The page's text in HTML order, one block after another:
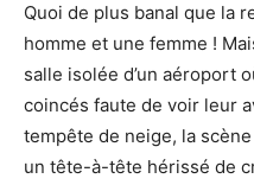
Quoi de plus banal que la
homme et une femme !
salle isolée d’un aéroport
coincés faute de voir leur
tempête de neige, la
un tête-à-tête hérissé de